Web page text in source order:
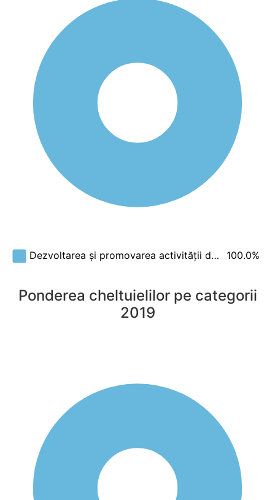
Dezvoltarea și promovarea activității d… 100.0%
Ponderea cheltuielilor pe categorii
2019